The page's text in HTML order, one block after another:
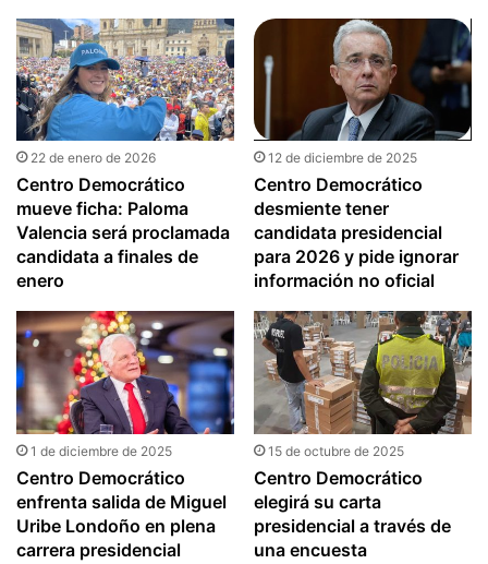
22 de enero de 2026
Centro Democrático
mueve ficha: Paloma
Valencia será proclamada
candidata a finales de
enero
12 de diciembre de 2025
Centro Democrático
desmiente tener
candidata presidencial
para 2026 y pide ignorar
información no oficial
1 de diciembre de 2025
Centro Democrático
enfrenta salida de Miguel
Uribe Londoño en plena
carrera presidencial
15 de octubre de 2025
Centro Democrático
elegirá su carta
presidencial a través de
una encuesta